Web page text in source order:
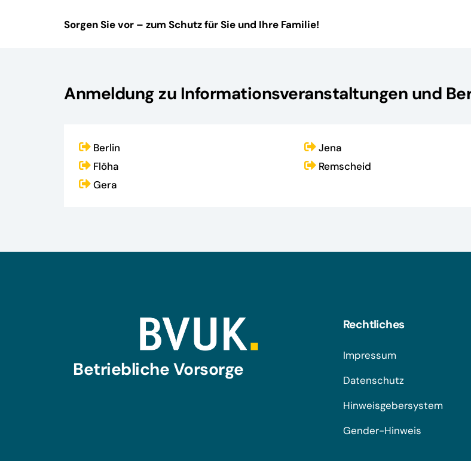
Sorgen Sie vor – zum Schutz für Sie und Ihre Familie!
Anmeldung zu Informationsveranstaltungen und
Berlin
Flöha
Gera
Jena
Remscheid
Betriebliche Vorsorge
Rechtliches
Impressum
Datenschutz
Hinweisgebersystem
Gender-Hinweis